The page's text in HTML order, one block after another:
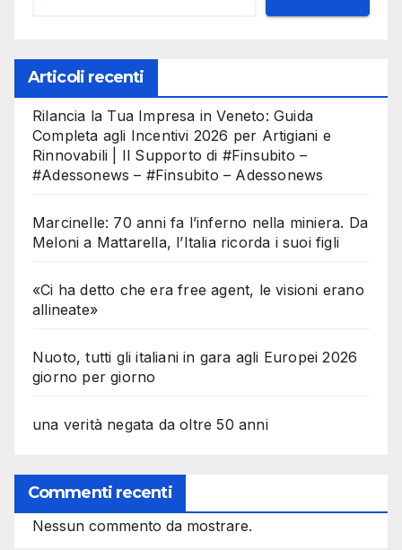
Articoli recenti
Rilancia la Tua Impresa in Veneto: Guida
Completa agli Incentivi 2026 per Artigiani e
Rinnovabili | Il Supporto di #Finsubito –
#Adessonews – #Finsubito – Adessonews
Marcinelle: 70 anni fa l’inferno nella miniera. Da
Meloni a Mattarella, l’Italia ricorda i suoi figli
«Ci ha detto che era free agent, le visioni erano
allineate»
Nuoto, tutti gli italiani in gara agli Europei 2026
giorno per giorno
una verità negata da oltre 50 anni
Commenti recenti
Nessun commento da mostrare.